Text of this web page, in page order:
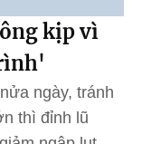
kịp vì
ngày, tránh
thì đỉnh lũ